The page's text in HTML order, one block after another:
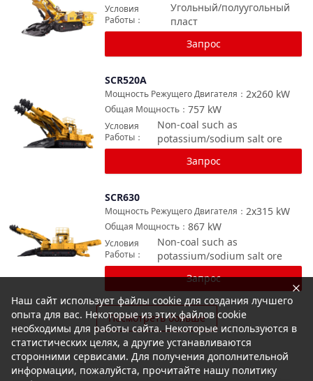
Угольный/полуугольный
пласт
Условия
Работы ：
Запрос
SCR520A
2x260 kW
Мощность Режущего Двигателя ：
757 kW
Общая Мощность ：
Non-coal such as
potassium/sodium salt ore
Условия
Работы ：
Запрос
SCR630
2x315 kW
Мощность Режущего Двигателя ：
867 kW
Общая Мощность ：
Non-coal such as
potassium/sodium salt ore
Условия
Работы ：
Запрос
Посмотреть больше
Наш сайт использует файлы cookie для создания лучшего
опыта для вас. Некоторые из этих файлов cookie
необходимы для работы сайта. Некоторые используются в
статистических целях, а другие устанавливаются
сторонними сервисами. Для получения дополнительной
информации, пожалуйста, прочитайте нашу политику